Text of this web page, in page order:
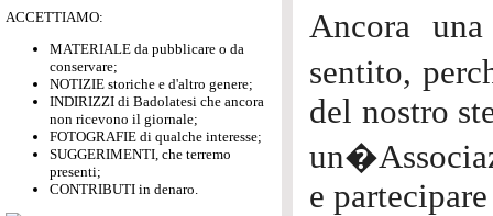
ACCETTIAMO:
MATERIALE da pubblicare o da
conservare;
NOTIZIE storiche e d'altro genere;
INDIRIZZI di Badolatesi che ancora
non ricevono il giornale;
FOTOGRAFIE di qualche interesse;
SUGGERIMENTI, che terremo
presenti;
CONTRIBUTI in denaro.
Ancora
sentito,
del nostro
e